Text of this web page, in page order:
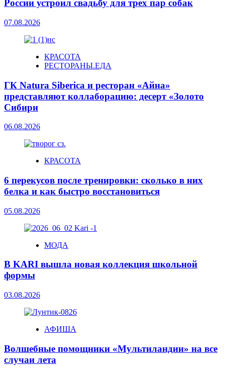
России устроил свадьбу для трех пар собак
07.08.2026
КРАСОТА
РЕСТОРАНЫ.ЕДА
ГК Natura Siberica и ресторан «Айна»
представляют коллаборацию: десерт «Золото
Сибири
06.08.2026
КРАСОТА
6 перекусов после тренировки: сколько в них
белка и как быстро восстановиться
05.08.2026
МОДА
В KARI вышла новая коллекция школьной
формы
03.08.2026
АФИША
Волшебные помощники «Мультиландии» на все
случаи лета